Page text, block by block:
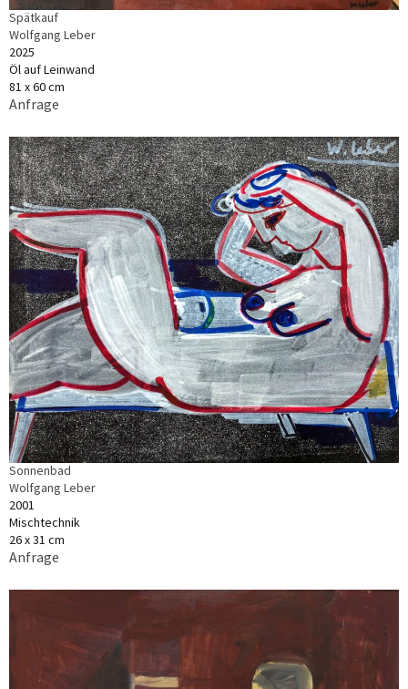
Spätkauf
Wolfgang Leber
2025
Öl auf Leinwand
81 x 60 cm
Anfrage
Sonnenbad
Wolfgang Leber
2001
Mischtechnik
26 x 31 cm
Anfrage